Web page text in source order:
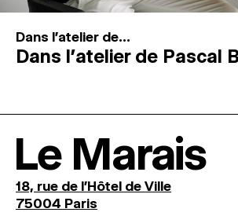
Dans l'atelier de...
Dans l’atelier de Pascal
Le Marais
18, rue de l'Hôtel de Ville
75004 Paris